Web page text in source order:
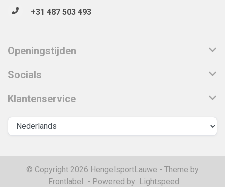
+31 487 503 493
Openingstijden
Socials
Klantenservice
© Copyright 2026 HengelsportLauwe - Theme by
Frontlabel - Powered by Lightspeed